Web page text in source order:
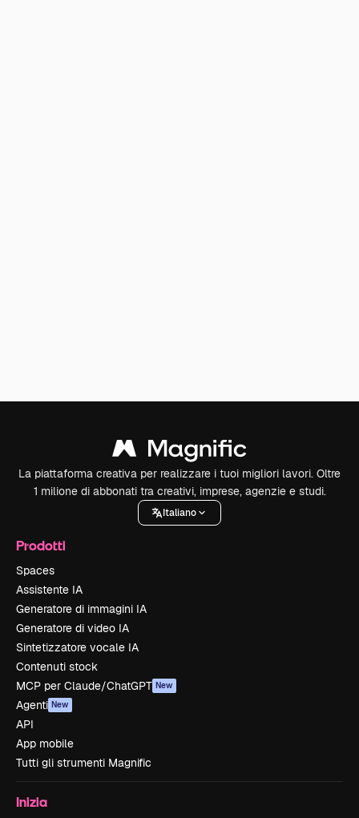
La piattaforma creativa per realizzare i tuoi migliori lavori. Oltre
1 milione di abbonati tra creativi, imprese, agenzie e studi.
Italiano
Prodotti
Spaces
Assistente IA
Generatore di immagini IA
Generatore di video IA
Sintetizzatore vocale IA
Contenuti stock
MCP per Claude/ChatGPT New
Agenti New
API
App mobile
Tutti gli strumenti Magnific
Inizia